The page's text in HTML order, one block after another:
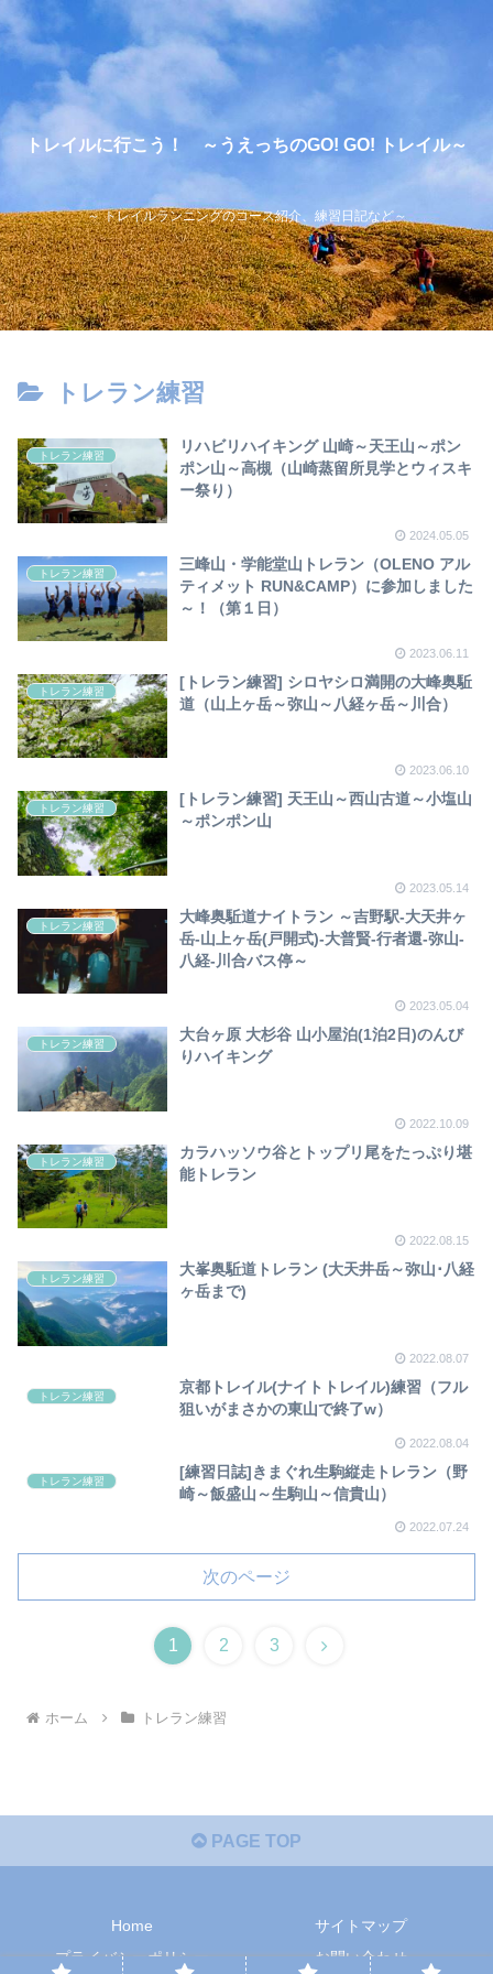
トレイルに行こう！ ～うえっちのGO! GO! トレイル～
～ トレイルランニングのコース紹介、練習日記など～
トレラン練習
トレラン練習
リハビリハイキング 山崎～天王山～ポン
ポン山～高槻（山崎蒸留所見学とウィスキ
ー祭り）
2024.05.05
トレラン練習
三峰山・学能堂山トレラン（OLENO アル
ティメット RUN&CAMP）に参加しました
～！（第１日）
2023.06.11
トレラン練習
[トレラン練習] シロヤシロ満開の大峰奥駈
道（山上ヶ岳～弥山～八経ヶ岳～川合）
2023.06.10
トレラン練習
[トレラン練習] 天王山～西山古道～小塩山
～ポンポン山
2023.05.14
トレラン練習
大峰奥駈道ナイトラン ～吉野駅-大天井ヶ
岳-山上ヶ岳(戸開式)-大普賢-行者還-弥山-
八経-川合バス停～
2023.05.04
トレラン練習
大台ヶ原 大杉谷 山小屋泊(1泊2日)のんび
りハイキング
2022.10.09
トレラン練習
カラハッソウ谷とトップリ尾をたっぷり堪
能トレラン
2022.08.15
トレラン練習
大峯奥駈道トレラン (大天井岳～弥山･八経
ヶ岳まで)
2022.08.07
トレラン練習
京都トレイル(ナイトトレイル)練習（フル
狙いがまさかの東山で終了w）
2022.08.04
トレラン練習
[練習日誌]きまぐれ生駒縦走トレラン（野
崎～飯盛山～生駒山～信貴山）
2022.07.24
次のページ
1 2 3
ホーム トレラン練習
PAGE TOP
Home
サイトマップ
プライバシーポリシー
お問い合わせ